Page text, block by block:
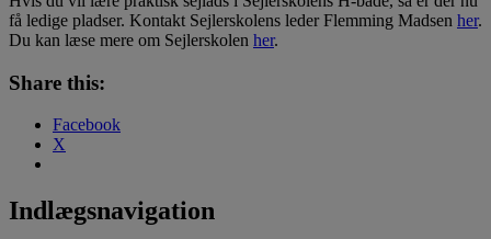
få ledige pladser. Kontakt Sejlerskolens leder Flemming Madsen her.
Du kan læse mere om Sejlerskolen her.
Share this:
Facebook
X
Indlægsnavigation